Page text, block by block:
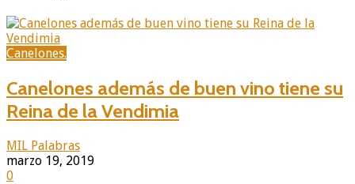
Canelones.
Canelones además de buen vino tiene su
Reina de la Vendimia
MIL Palabras
marzo 19, 2019
0